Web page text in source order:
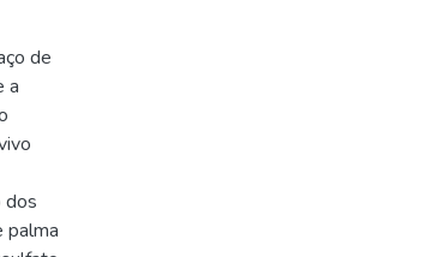
de
a
dos
palma